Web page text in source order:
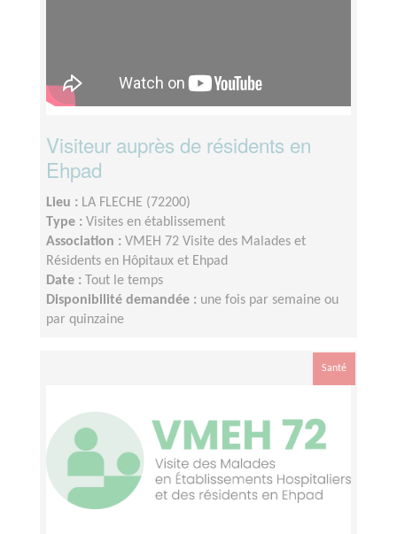
Visiteur auprès de résidents en
Ehpad
Lieu : LA FLECHE (72200)
Type : Visites en établissement
Association : VMEH 72 Visite des Malades et
Résidents en Hôpitaux et Ehpad
Date :
Tout le temps
Disponibilité demandée : une fois par semaine ou
par quinzaine
Santé